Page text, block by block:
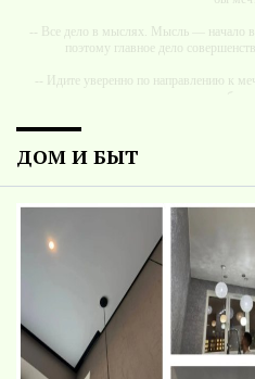
-- Все дело в мыслях. Мысль — начало
поэтому главное дело
-- Идите уверенно по направлению к
-- Самое большое богатство — это ум.
-- Люблю давать советы и
ДОМ И БЫТ